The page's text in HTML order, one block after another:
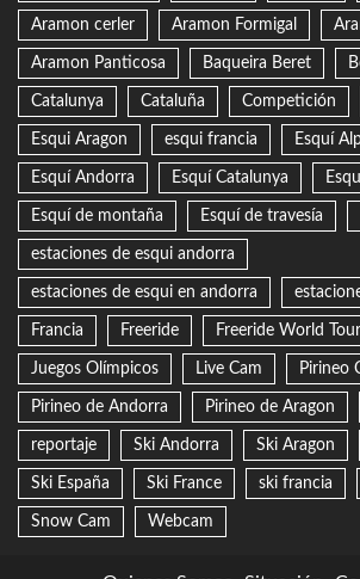
Aramon cerler Aramon Formigal
Aramon Panticosa Baqueira Beret
Catalunya Cataluña Competición
Esqui Aragon esqui francia Esquí
Esquí Andorra Esquí Catalunya
Esquí de montaña Esquí de travesía
estaciones de esqui andorra
estaciones de esqui en andorra
Francia Freeride Freeride World Tour
Juegos Olímpicos Live Cam Pirineo
Pirineo de Andorra Pirineo de Aragon
reportaje Ski Andorra Ski Aragon
Ski España Ski France ski francia
Snow Cam Webcam